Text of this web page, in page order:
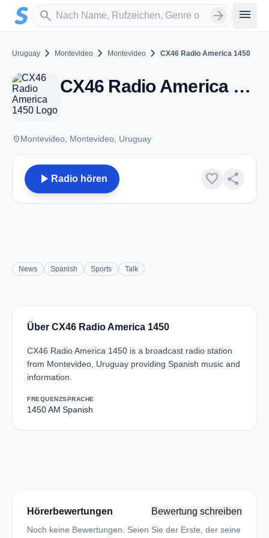
Zum Hauptinhalt springen
search
Sender suchen arrow_forward menu
Uruguay chevron_right Montevideo chevron_right Montevideo chevron_right CX46 Radio America 1450
CX46 Radio America 1450 - AM 1450 - Montevideo
placeMontevideo, Montevideo, Uruguay
play_arrow Radio hören favorite share
News Spanish Sports Talk
Über CX46 Radio America 1450
CX46 Radio America 1450 is a broadcast radio station
from Montevideo, Uruguay providing Spanish music and
information.
FREQUENZ
1450 AM
SPRACHE
Spanish
Hörerbewertungen Bewertung schreiben
Noch keine Bewertungen. Seien Sie der Erste, der seine